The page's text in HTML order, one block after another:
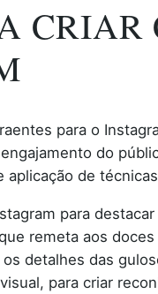
para o
do
aplicação de
para
remeta aos
detalhes das
para criar